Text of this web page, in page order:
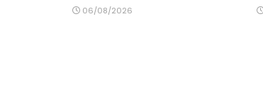
06/08/2026